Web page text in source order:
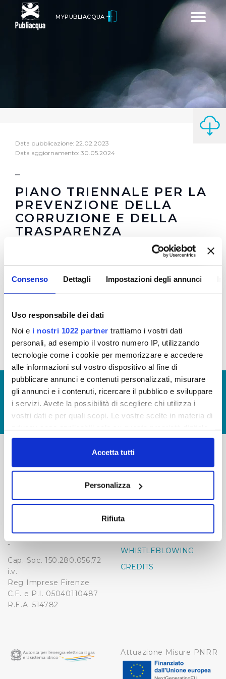
Consenso Dettagli Impostazioni degli annunci
Uso responsabile dei dati
Noi e i nostri 1022 partner trattiamo i vostri dati
personali, ad esempio il vostro numero IP, utilizzando
tecnologie come i cookie per memorizzare e accedere
alle informazioni sul vostro dispositivo al fine di
pubblicare annunci e contenuti personalizzati, misurare
gli annunci e i contenuti, ricercare il pubblico e sviluppare
i servizi. Avete la possibilità di scegliere chi utilizza i
vostri dati e per quali scopi. Le vostre scelte in materia di
in cui avete effettuato le vostre scelte. È possibile
modificare o revocare il proprio consenso in qualsiasi
momento dalla Dichiarazione sui cookie o facendo clic
Con il tuo consenso, vorremmo anche:
raccogliere informazioni sulla tua posizione
Identificare il tuo dispositivo, scansionandolo
attivamente alla ricerca di caratteristiche specifiche
Approfondisci come vengono elaborati i tuoi dati personali
e imposta le tue preferenze nella
Utilizziamo dei cookie tecnici necessari per rendere
fruibile il sito web abilitandone funzionalità di base quali
la navigazione sulle pagine e l'accesso alle aree
Accetta tutti
Personalizza
Rifiuta
Toggle
MYPUBLIACQUA
Data pubblicazione: 22.02.2023
Data aggiornamento: 30.05.2024
PIANO TRIENNALE PER LA
PREVENZIONE DELLA
CORRUZIONE E DELLA
TRASPARENZA
RegolamentoeAllegato 1per la Trasparenza e la
Prevenzione della Corruzione in vigore dal
08/10/2021 (Visualizza Documentazione)
Prevenzione della Corruzione (Visualizza
© Copyright 2017 - 2026
GLOSSARIO
GIUDICA IL SERVIZIO
LAVORA CON NOI
50126 Fi
-
Cap. Soc. 150.280.056,72
i.v.
Reg Imprese Firenze
C.F. e P.I. 05040110487
R.E.A. 514782
-
FAQ
PRIVACY POLICY
NOTE LEGALI
COOKIE
WHISTLEBLOWING
CREDITS
Attuazione Misure PNRR